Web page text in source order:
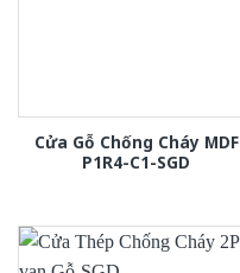
Cửa Gỗ Chống Cháy MDF
P1R4-C1-SGD